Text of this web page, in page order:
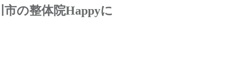
の整体院Happyに